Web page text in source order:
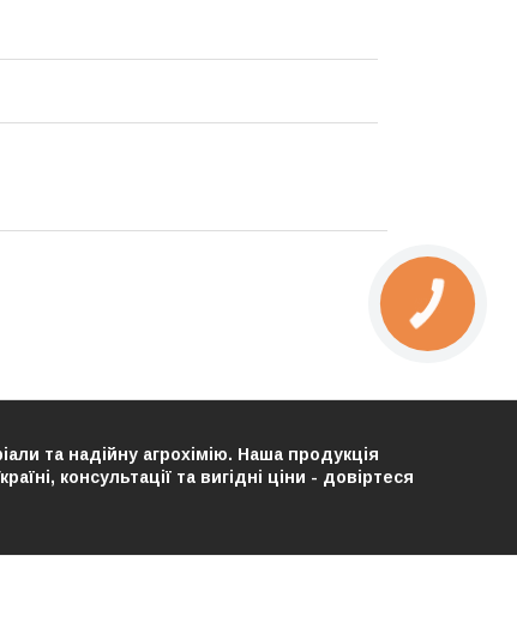
та надійну агрохімію. Наша продукція
консультації та вигідні ціни - довіртеся